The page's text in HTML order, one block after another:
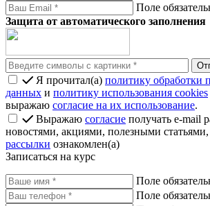
Поле
Защита от автоматического заполнения
Я прочитал(а) политику обработки
данных и политику использования cookies
выражаю согласие на их использование.
Выражаю согласие получать e-mail
новостями, акциями, полезными статьями,
рассылки ознакомлен(а)
Записаться на курс
Поле
Поле